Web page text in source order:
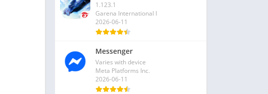
1.123.1
Garena International I
2026-06-11
Messenger
Varies with device
Meta Platforms Inc.
2026-06-11